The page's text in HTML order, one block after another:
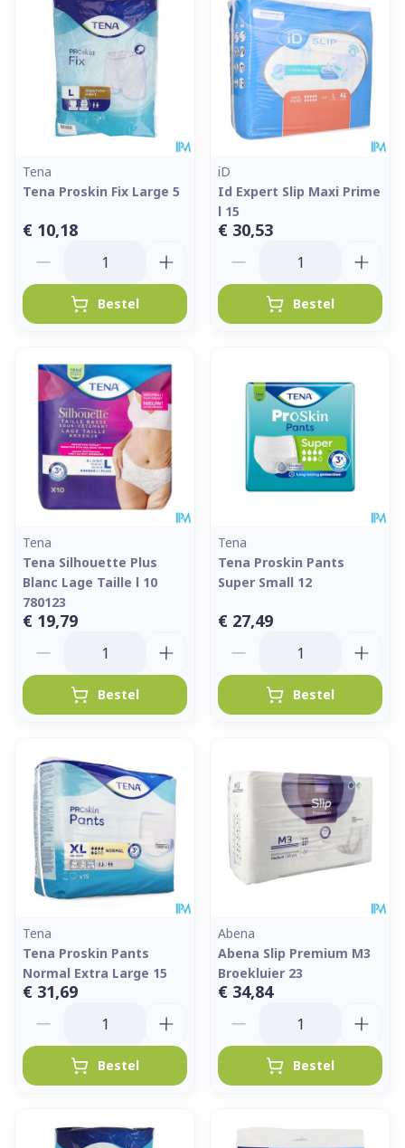
Tena
Tena Proskin Fix Large 5
€ 10,18
Bestel
iD
Id Expert Slip Maxi Prime
l 15
€ 30,53
Bestel
Tena
Tena Silhouette Plus
Blanc Lage Taille l 10
780123
€ 19,79
Bestel
Tena
Tena Proskin Pants
Super Small 12
€ 27,49
Bestel
Tena
Tena Proskin Pants
Normal Extra Large 15
€ 31,69
Bestel
Abena
Abena Slip Premium M3
Broekluier 23
€ 34,84
Bestel